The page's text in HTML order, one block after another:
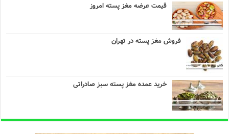
قیمت عرضه مغز پسته امروز
فروش مغز پسته در تهران
خرید عمده مغز پسته سبز صادراتی